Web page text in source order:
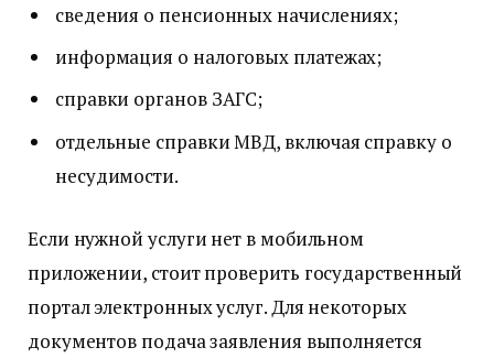
сведения о пенсионных начислениях;
информация о налоговых платежах;
справки органов ЗАГС;
отдельные справки МВД, включая справку о
несудимости.
Если нужной услуги нет в мобильном
приложении, стоит проверить государственный
портал электронных услуг. Для некоторых
документов подача заявления выполняется